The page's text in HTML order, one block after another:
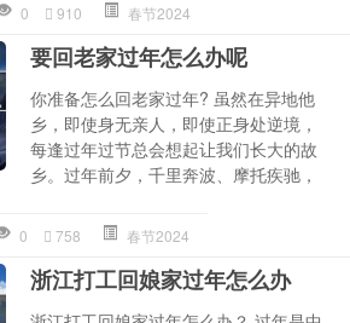
0 910 春节2024
要回老家过年怎么办呢
你准备怎么回老家过年? 虽然在异地他
乡，即使身无亲人，即使正身处逆境，
每逢过年过节总会想起让我们长大的故
乡。过年前夕，千里奔波、摩托疾驰，
0 758 春节2024
浙江打工回娘家过年怎么办